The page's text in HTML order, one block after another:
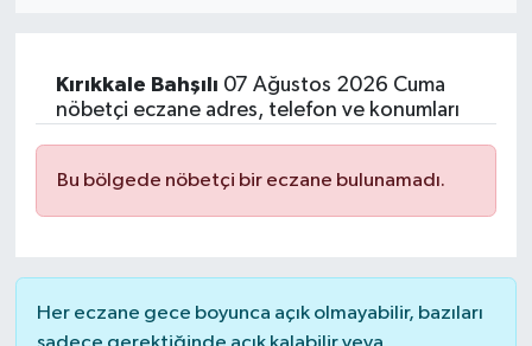
Kırıkkale Bahşılı 07 Ağustos 2026 Cuma
nöbetçi eczane adres, telefon ve konumları
Bu bölgede nöbetçi bir eczane bulunamadı.
Her eczane gece boyunca açık olmayabilir, bazıları
ÖZEL HABER
SAĞLIK
SİYASET